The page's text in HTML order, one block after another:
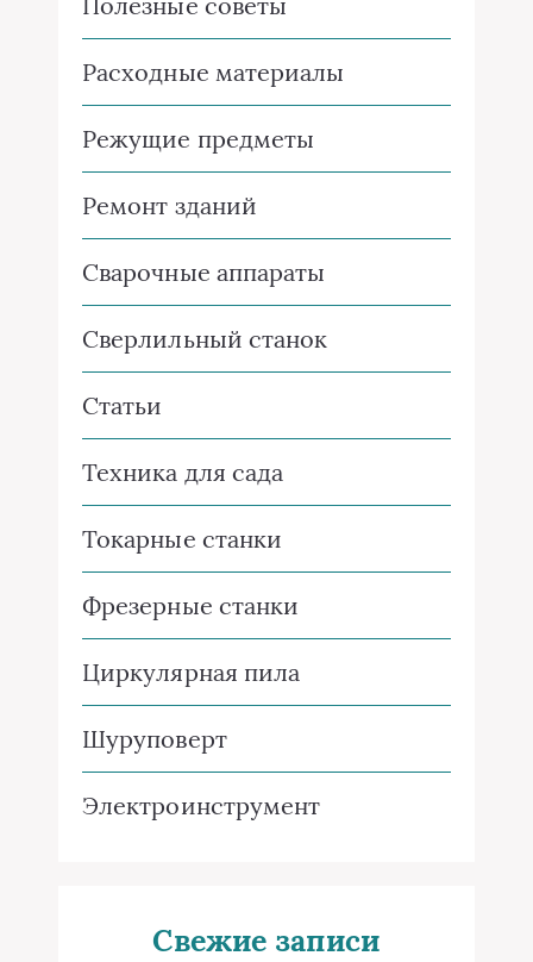
Расходные материалы
Режущие предметы
Ремонт зданий
Сварочные аппараты
Сверлильный станок
Статьи
Техника для сада
Токарные станки
Фрезерные станки
Циркулярная пила
Шуруповерт
Электроинструмент
Свежие записи